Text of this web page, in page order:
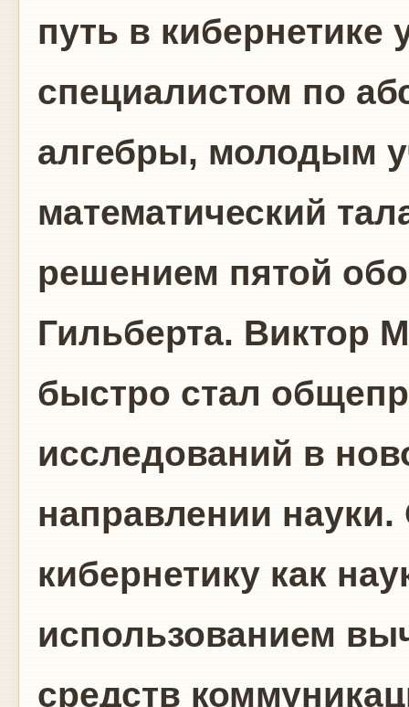
путь в кибернетике
специалистом по
алгебры, молодым
математический
решением пятой
Гильберта. Виктор
быстро стал
исследований в
направлении
кибернетику как
использованием
средств